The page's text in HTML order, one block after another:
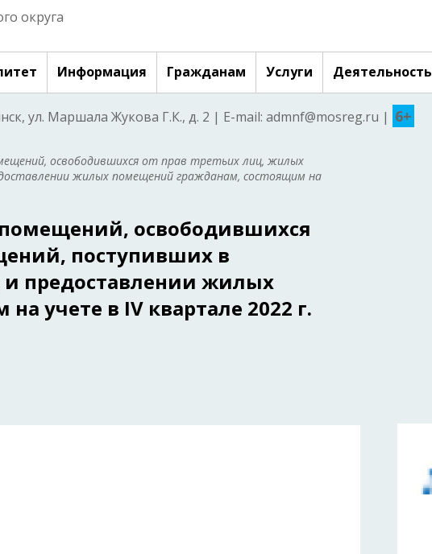
округа
Информация Гражданам Услуги Деятельность
ул. Маршала Жукова Г.К., д. 2 | E-mail: admnf@mosreg.ru | 6+
освободившихся от прав третьих лиц, жилых
жилых помещений гражданам, состоящим на
освободившихся
поступивших в
предоставлении жилых
учете в IV квартале 2022 г.